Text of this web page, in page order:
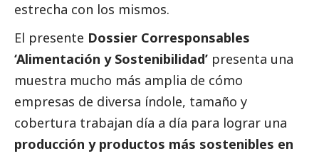
estrecha con los mismos.
El presente Dossier Corresponsables
‘Alimentación y Sostenibilidad’ presenta una
muestra mucho más amplia de cómo
empresas de diversa índole, tamaño y
cobertura trabajan día a día para lograr una
producción y productos más sostenibles en